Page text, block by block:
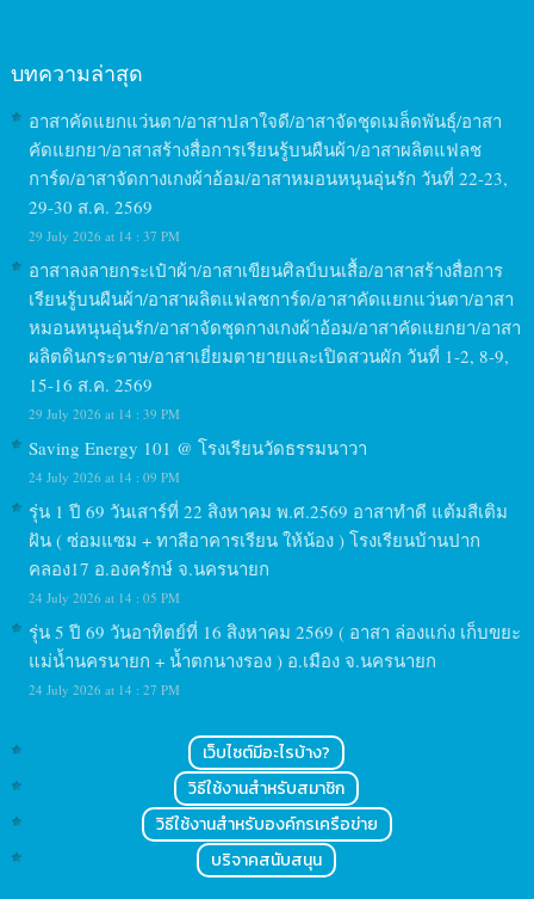
บทความล่าสุด
อาสาคัดแยกแว่นตา/อาสาปลาใจดี/อาสาจัดชุดเมล็ดพันธุ์/อาสา
คัดแยกยา/อาสาสร้างสื่อการเรียนรู้บนผืนผ้า/อาสาผลิตแฟลช
การ์ด/อาสาจัดกางเกงผ้าอ้อม/อาสาหมอนหนุนอุ่นรัก วันที่ 22-23,
29-30 ส.ค. 2569
29 July 2026 at 14 : 37 PM
อาสาลงลายกระเป๋าผ้า/อาสาเขียนศิลป์บนเสื้อ/อาสาสร้างสื่อการ
เรียนรู้บนผืนผ้า/อาสาผลิตแฟลชการ์ด/อาสาคัดแยกแว่นตา/อาสา
หมอนหนุนอุ่นรัก/อาสาจัดชุดกางเกงผ้าอ้อม/อาสาคัดแยกยา/อาสา
ผลิตดินกระดาษ/อาสาเยี่ยมตายายและเปิดสวนผัก วันที่ 1-2, 8-9,
15-16 ส.ค. 2569
29 July 2026 at 14 : 39 PM
Saving Energy 101 @ โรงเรียนวัดธรรมนาวา
24 July 2026 at 14 : 09 PM
รุ่น 1 ปี 69 วันเสาร์ที่ 22 สิงหาคม พ.ศ.2569 อาสาทำดี แต้มสีเติม
ฝัน ( ซ่อมแซม + ทาสีอาคารเรียน ให้น้อง ) โรงเรียนบ้านปาก
คลอง17 อ.องครักษ์ จ.นครนายก
24 July 2026 at 14 : 05 PM
รุ่น 5 ปี 69 วันอาทิตย์ที่ 16 สิงหาคม 2569 ( อาสา ล่องแก่ง เก็บขยะ
แม่น้ำนครนายก + น้ำตกนางรอง ) อ.เมือง จ.นครนายก
24 July 2026 at 14 : 27 PM
เว็บไซต์มีอะไรบ้าง?
วิธีใช้งานสำหรับสมาชิก
วิธีใช้งานสำหรับองค์กรเครือข่าย
บริจาคสนับสนุน